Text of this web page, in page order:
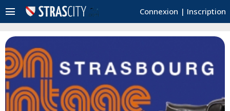
Connexion | Inscription
menu